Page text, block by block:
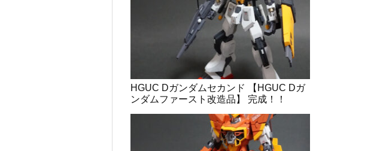
HGUC Dガンダムセカンド 【HGUC Dガ
ンダムファースト改造品】 完成！！